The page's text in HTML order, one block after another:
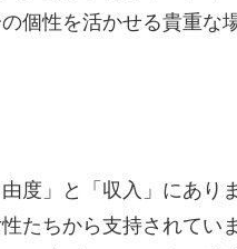
個性を活かせる貴重な
度」と「収入」にあり
たちから支持されてい